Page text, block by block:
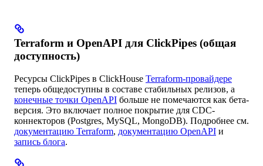
Terraform и OpenAPI для ClickPipes (общая
доступность)
Ресурсы ClickPipes в ClickHouse Terraform-провайдере
теперь общедоступны в составе стабильных релизов, а
конечные точки OpenAPI больше не помечаются как бета-
версия. Это включает полное покрытие для CDC-
коннекторов (Postgres, MySQL, MongoDB). Подробнее см.
документацию Terraform, документацию OpenAPI и
запись блога.